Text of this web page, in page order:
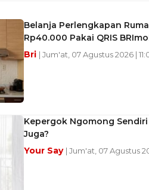
Belanja Perlengkapan
Rp40.000 Pakai QRIS
Bri | Jum'at, 07 Agustus 2026 |
Kepergok Ngomong
Juga?
Your Say | Jum'at, 07 Agustus